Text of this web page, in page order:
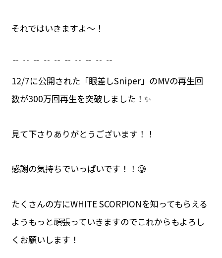
それではいきますよ〜！
﹊ ﹊ ﹊ ﹊ ﹊ ﹊ ﹊ ﹊ ﹊ ﹊
12/7に公開された「眼差しSniper」のMVの再生回
数が300万回再生を突破しました！✨
見て下さりありがとうございます！！
感謝の気持ちでいっぱいです！！🥲
たくさんの方にWHITE SCORPIONを知ってもらえる
ようもっと頑張っていきますのでこれからもよろし
くお願いします！